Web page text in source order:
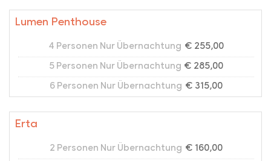
Lumen Penthouse
4 Personen Nur Übernachtung € 255,00
5 Personen Nur Übernachtung € 285,00
6 Personen Nur Übernachtung € 315,00
Erta
2 Personen Nur Übernachtung € 160,00